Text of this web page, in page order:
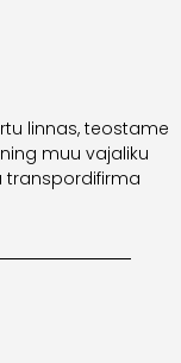
linnas, teostame
muu vajaliku